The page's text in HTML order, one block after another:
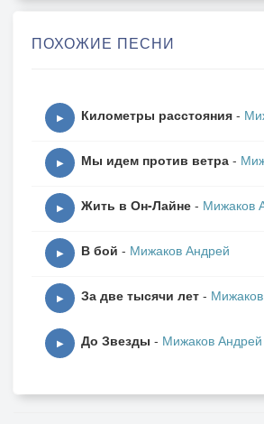
ПОХОЖИЕ ПЕСНИ
▶ Километры расстояния -
▶ Мы идем против ветра -
▶ Жить в Он-Лайне - Мижаков
▶ В бой - Мижаков Андрей
▶ За две тысячи лет -
▶ До Звезды - Мижаков Андрей